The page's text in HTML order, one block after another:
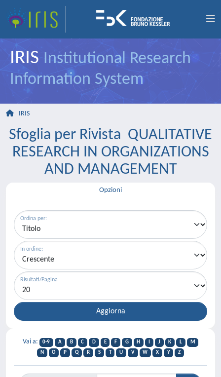
IRIS Institutional Research
Information System
IRIS
Sfoglia per Rivista QUALITATIVE
RESEARCH IN ORGANIZATIONS
AND MANAGEMENT
Opzioni
Ordina per:
In ordine:
Risultati/Pagina
Vai a: 0-9 A B C D E F G H J K L
M
N
O P Q R S T U V W X Y Z